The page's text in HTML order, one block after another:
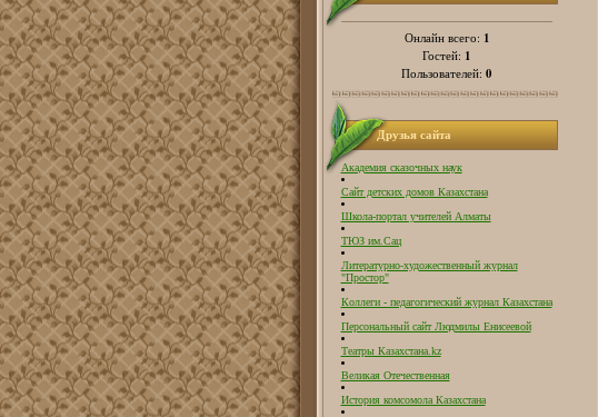
Онлайн всего: 1
Гостей: 1
Пользователей: 0
Друзья сайта
Академия сказочных наук
Сайт детских домов Казахстана
Школа-портал учителей Алматы
ТЮЗ им.Сац
Литературно-художественный журнал
"Простор"
Коллеги - педагогический журнал Казахстана
Персональный сайт Людмилы Енисеевой
Театры Казахстана.kz
Великая Отечественная
История комсомола Казахстана